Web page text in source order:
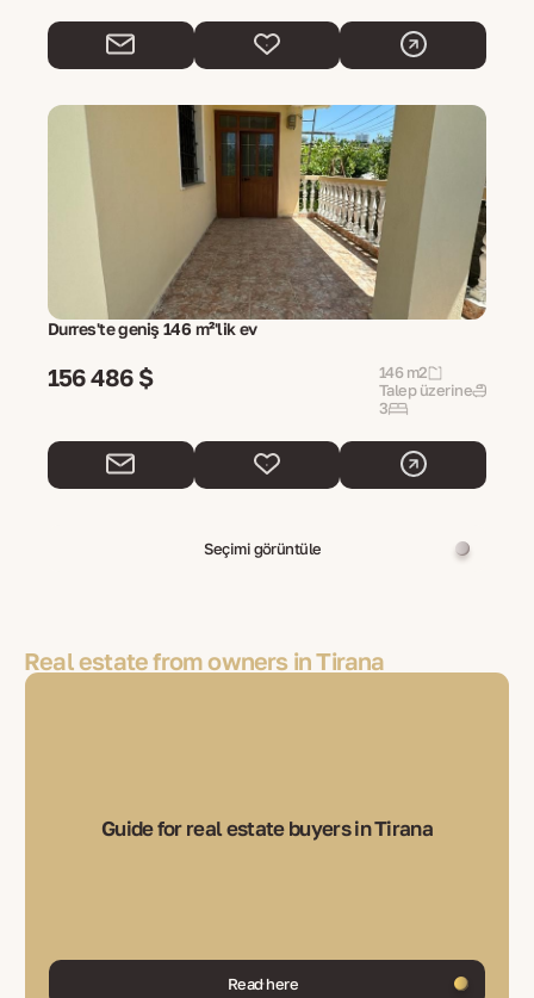
Durres'te geniş 146 m²'lik ev
156 486 $
146 m2
Talep üzerine
3
Seçimi görüntüle
Real estate from owners in Tirana
Guide for real estate buyers in Tirana
Read here